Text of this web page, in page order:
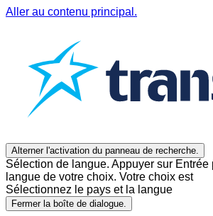
Aller au contenu principal.
Alterner l'activation du panneau de recherche.
Sélection de langue. Appuyer sur Entrée
langue de votre choix. Votre choix est
Sélectionnez le pays et la langue
Fermer la boîte de dialogue.